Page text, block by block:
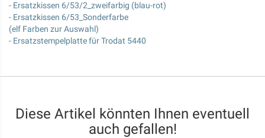
- Ersatzkissen 6/53/2_zweifarbig (blau-rot)
- Ersatzkissen 6/53_Sonderfarbe
(elf Farben zur Auswahl)
- Ersatzstempelplatte für Trodat 5440
Diese Artikel könnten Ihnen eventuell
auch gefallen!